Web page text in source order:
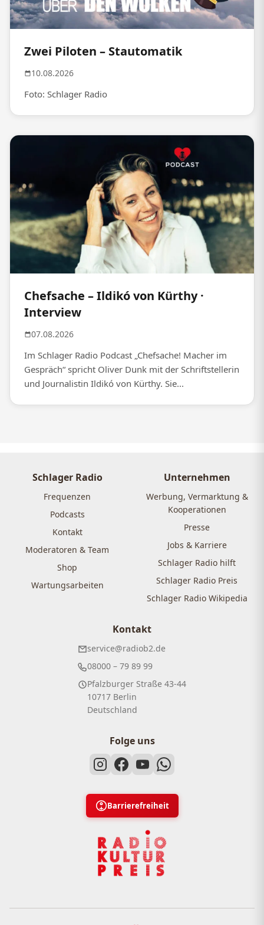
Zwei Piloten – Stautomatik
10.08.2026
Foto: Schlager Radio
Chefsache – Ildikó von Kürthy ·
Interview
07.08.2026
Im Schlager Radio Podcast „Chefsache! Macher im
Gespräch“ spricht Oliver Dunk mit der Schriftstellerin
und Journalistin Ildikó von Kürthy. Sie...
Schlager Radio
Frequenzen
Podcasts
Kontakt
Moderatoren & Team
Shop
Wartungsarbeiten
Unternehmen
Werbung, Vermarktung &
Kooperationen
Presse
Jobs & Karriere
Schlager Radio hilft
Schlager Radio Preis
Schlager Radio Wikipedia
Kontakt
service@radiob2.de
08000 – 79 89 99
Pfalzburger Straße 43-44
10717 Berlin
Deutschland
Folge uns
Barrierefreiheit